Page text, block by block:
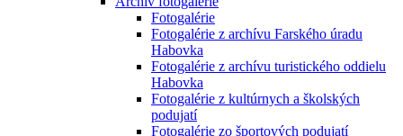
Fotogalérie
Fotogalérie z archívu Farského úradu
Habovka
Fotogalérie z archívu turistického oddielu
Habovka
Fotogalérie z kultúrnych a školských
podujatí
Fotogalérie zo športových podujatí